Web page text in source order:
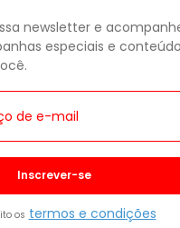
newsletter e
especiais e
Inscrever-se
os termos e condições